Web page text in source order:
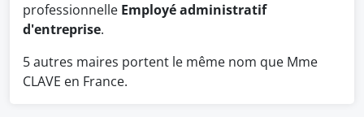
professionnelle Employé administratif
d'entreprise.
5 autres maires portent le même nom que Mme
CLAVE en France.